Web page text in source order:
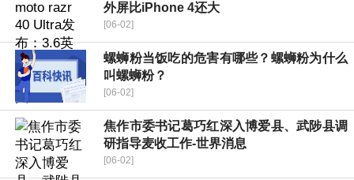
外屏比iPhone 4还大
[06-02]
螺蛳粉当饭吃的危害有哪些？螺蛳粉为什么
叫螺蛳粉？
[06-02]
焦作市委书记葛巧红深入博爱县、武陟县调
研指导麦收工作-世界消息
[06-02]